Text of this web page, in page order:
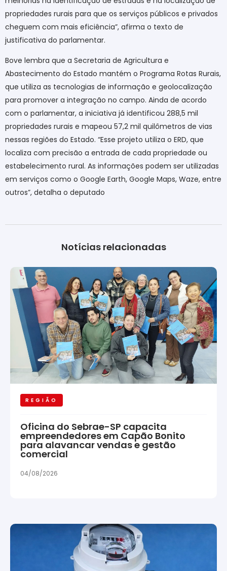
propriedades rurais para que os serviços públicos e privados
cheguem com mais eficiência”, afirma o texto de
justificativa do parlamentar.
Bove lembra que a Secretaria de Agricultura e
Abastecimento do Estado mantém o Programa Rotas Rurais,
que utiliza as tecnologias de informação e geolocalização
para promover a integração no campo. Ainda de acordo
com o parlamentar, a iniciativa já identificou 288,5 mil
propriedades rurais e mapeou 57,2 mil quilômetros de vias
nessas regiões do Estado. “Esse projeto utiliza o ERD, que
localiza com precisão a entrada de cada propriedade ou
estabelecimento rural. As informações podem ser utilizadas
em serviços como o Google Earth, Google Maps, Waze, entre
outros”, detalha o deputado
Notícias relacionadas
REGIÃO
Oficina do Sebrae-SP capacita
empreendedores em Capão Bonito
para alavancar vendas e gestão
comercial
04/08/2026